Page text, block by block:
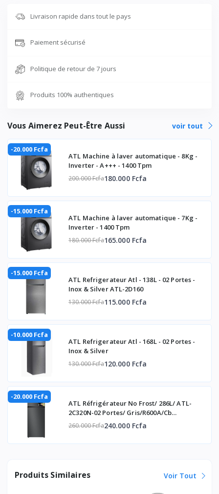
Couleur
Tension
Fréquence Hz
Compresseur
Informations techniques
Réfrigérant R410A/2.95
INVERTER
Anti-Bactérie et Purificateur d'air
Mode Turbo, refroidissement
rapide
Installation facile oui
Tuyau de raccordement oui
Contrôle de la direction de l'air
oui
Contrôle de la direction de l'air
(gauche/droite)
Affichage activé/désactivé
Minuterie 24 heures
Redémarrage automatique oui
Mode automatique
Anti-corrosion
Livraison rapide dans tout le pays
Paiement sécurisé
Politique de retour de 7 jours
Produits 100% authentiques
Vous Aimerez Peut-Être Aussi voir tout
-20.000 Fcfa
ATL Machine à laver automatique - 8Kg -
Inverter - A+++ - 1400 Tpm
200.000 Fcfa180.000 Fcfa
-15.000 Fcfa
ATL Machine à laver automatique - 7Kg -
Inverter - 1400 Tpm
180.000 Fcfa165.000 Fcfa
-15.000 Fcfa
ATL Refrigerateur Atl - 138L - 02 Portes -
Inox & Silver ATL-2D160
130.000 Fcfa115.000 Fcfa
-10.000 Fcfa
ATL Refrigerateur Atl - 168L - 02 Portes -
Inox & Silver
130.000 Fcfa120.000 Fcfa
-20.000 Fcfa
ATL Réfrigérateur No Frost/ 286L/ ATL-
2C320N-02 Portes/ Gris/R600A/Cb
Certificate/
260.000 Fcfa240.000 Fcfa
Produits Similaires Voir Tout